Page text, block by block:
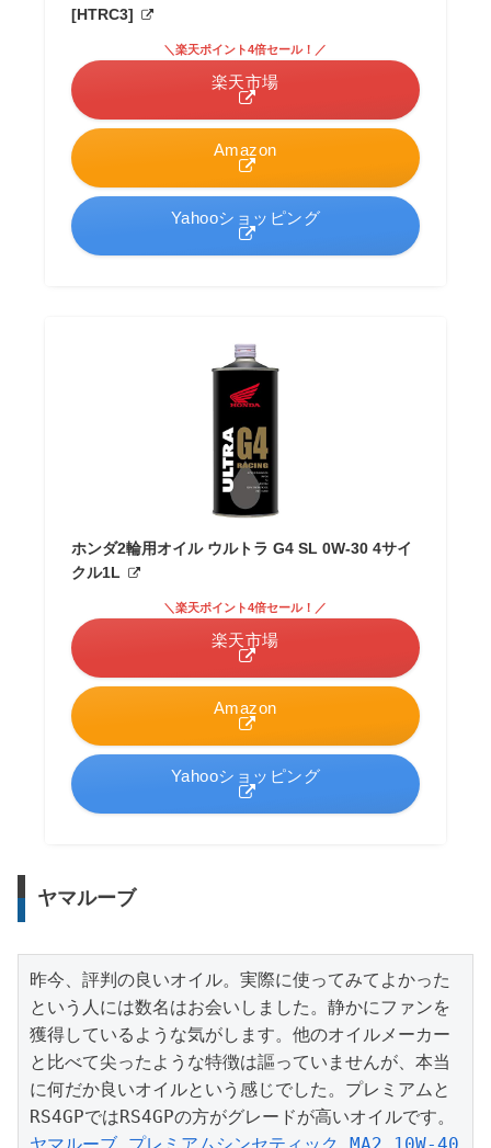
[HTRC3]
Amazon
＼楽天ポイント4倍セール！／
楽天市場
Yahooショッピング
ホンダ2輪用オイル ウルトラ G4 SL 0W-30 4サイ
クル1L
Amazon
＼楽天ポイント4倍セール！／
楽天市場
Yahooショッピング
ヤマルーブ
昨今、評判の良いオイル。実際に使ってみてよかった
という人には数名はお会いしました。静かにファンを
獲得しているような気がします。他のオイルメーカー
と比べて尖ったような特徴は謳っていませんが、本当
に何だか良いオイルという感じでした。プレミアムと